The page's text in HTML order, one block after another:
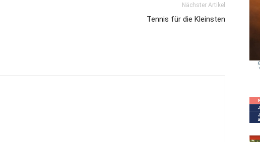
Nächster Artikel
Tennis für die Kleinsten